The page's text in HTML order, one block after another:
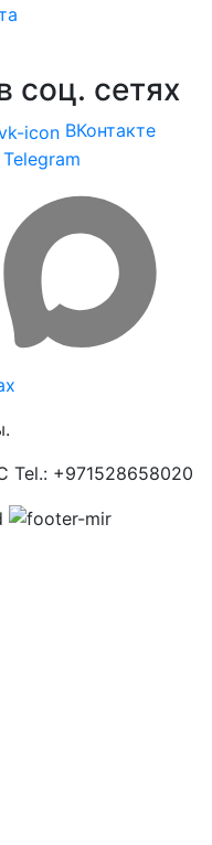
соц. сетях
ВКонтакте
Telegram
Tel.: +971528658020